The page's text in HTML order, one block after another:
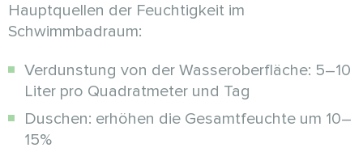
Hauptquellen der Feuchtigkeit im
Schwimmbadraum:
Verdunstung von der Wasseroberfläche: 5–10
Liter pro Quadratmeter und Tag
Duschen: erhöhen die Gesamtfeuchte um 10–
15%